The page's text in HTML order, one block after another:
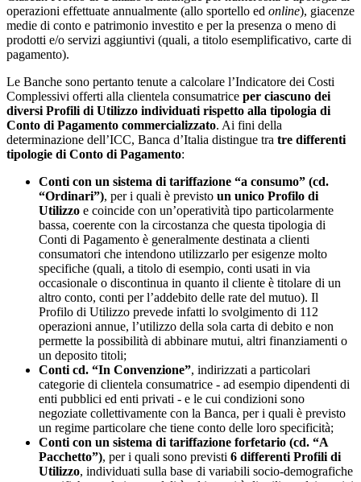
operazioni effettuate annualmente (allo sportello ed online), giacenze
medie di conto e patrimonio investito e per la presenza o meno di
prodotti e/o servizi aggiuntivi (quali, a titolo esemplificativo, carte di
pagamento).
Le Banche sono pertanto tenute a calcolare l’Indicatore dei Costi
Complessivi offerti alla clientela consumatrice per ciascuno dei
diversi Profili di Utilizzo individuati rispetto alla tipologia di
Conto di Pagamento commercializzato. Ai fini della
determinazione dell’ICC, Banca d’Italia distingue tra tre differenti
tipologie di Conto di Pagamento:
Conti con un sistema di tariffazione “a consumo” (cd.
“Ordinari”), per i quali è previsto un unico Profilo di
Utilizzo e coincide con un’operatività tipo particolarmente
bassa, coerente con la circostanza che questa tipologia di
Conti di Pagamento è generalmente destinata a clienti
consumatori che intendono utilizzarlo per esigenze molto
specifiche (quali, a titolo di esempio, conti usati in via
occasionale o discontinua in quanto il cliente è titolare di un
altro conto, conti per l’addebito delle rate del mutuo). Il
Profilo di Utilizzo prevede infatti lo svolgimento di 112
operazioni annue, l’utilizzo della sola carta di debito e non
permette la possibilità di abbinare mutui, altri finanziamenti o
un deposito titoli;
Conti cd. “In Convenzione”, indirizzati a particolari
categorie di clientela consumatrice - ad esempio dipendenti di
enti pubblici ed enti privati - e le cui condizioni sono
negoziate collettivamente con la Banca, per i quali è previsto
un regime particolare che tiene conto delle loro specificità;
Conti con un sistema di tariffazione forfetario (cd. “A
Pacchetto”), per i quali sono previsti 6 differenti Profili di
Utilizzo, individuati sulla base di variabili socio-demografiche